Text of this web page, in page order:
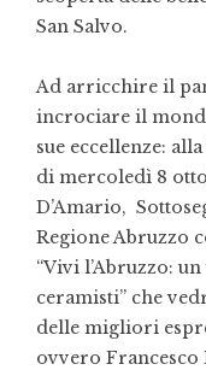
San Salvo.
Ad arricchire il
incrociare il
sue eccellenze:
di mercoledì 8
D’Amario,
Regione Abruzzo
“Vivi l’Abruzzo:
ceramisti” che
delle migliori
ovvero Francesco